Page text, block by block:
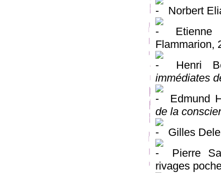
Norbert
Flammarion,
Henri
immédiates
Edmund
de la
Gilles
Pierre
rivages